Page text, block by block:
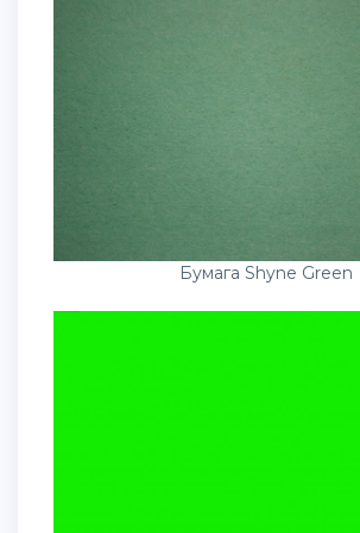
Бумага Shyne Green